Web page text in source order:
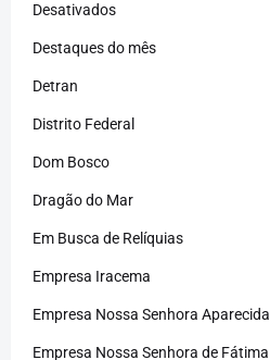
Desativados
Destaques do mês
Detran
Distrito Federal
Dom Bosco
Dragão do Mar
Em Busca de Relíquias
Empresa Iracema
Empresa Nossa Senhora Aparecida
Empresa Nossa Senhora de Fátima